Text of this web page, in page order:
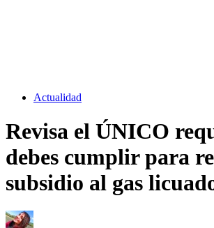
Actualidad
Revisa el ÚNICO
debes cumplir para
subsidio al gas